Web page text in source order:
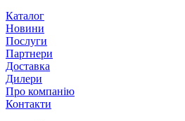
Каталог
Новини
Послуги
Партнери
Доставка
Дилери
Про компанію
Контакти